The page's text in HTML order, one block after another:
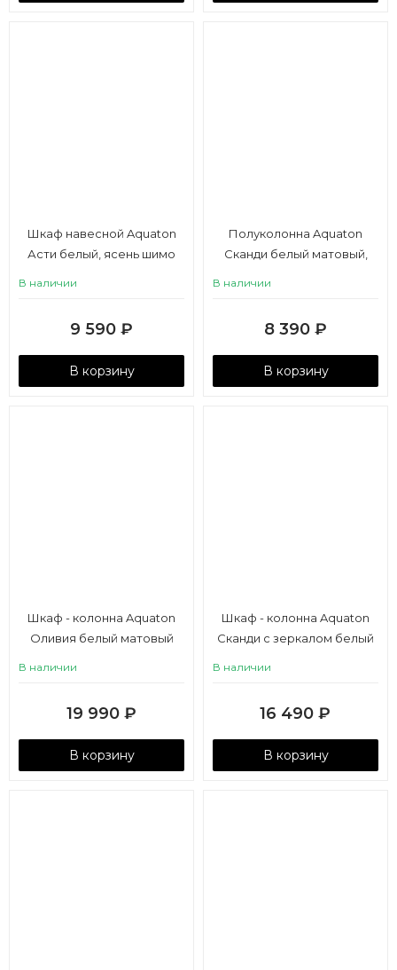
Шкаф навесной Aquaton
Асти белый, ясень шимо
В наличии
9 590 ₽
В корзину
Полуколонна Aquaton
Сканди белый матовый,
В наличии
8 390 ₽
В корзину
Шкаф - колонна Aquaton
Оливия белый матовый
В наличии
19 990 ₽
В корзину
Шкаф - колонна Aquaton
Сканди с зеркалом белый
В наличии
16 490 ₽
В корзину